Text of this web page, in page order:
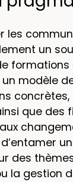
les
un
formations
modèle
que des
des
la gestion